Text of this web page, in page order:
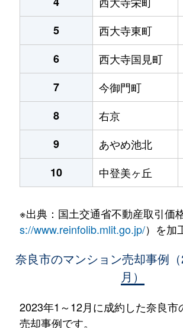
5
西大寺東町
6
西大寺国見町
7
今御門町
8
右京
9
あやめ池北
10
中登美ヶ丘
※出典：国土交通省不動産取引価
s://www.reinfolib.mlit.go.jp/）を加
奈良市のマンション売却事例
月）
2023年1～12月に成約した奈良市
売却事例です。